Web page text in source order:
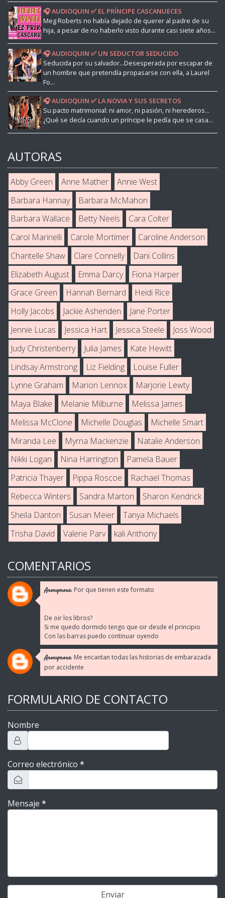
🎧 AUDIOQUIN ✅ EL PRÍNCIPE CASCANUECES
Meg Roberts no había dejado de querer al padre de su
hija, a pesar de no haberlo visto durante casi siete años...
🎧 AUDIOQUIN ✅ UN SEDUCTOR SEDUCIDO
Seducida por su salvador...Desesperada por escapar de
un hombre que pretendía propasarse con ella, a Laurel
Fo...
🎧 AUDIOQUIN ✅ LA NOVIA Y SUS SECRETOS
Su pacto matrimonial: ni amor, ni pasión, ni herederos...
¿Qué se decía cuando un príncipe le pedía que se casa...
AUTORAS
Abby Green Anne Mather
Annie West
Barbara Hannay
Barbara McMahon
Barbara Wallace
Betty Neels
Cara Colter
Carol Marinelli
Carole Mortimer
Caroline Anderson
Chantelle Shaw
Clare Connelly
Dani Collins
Elizabeth August
Emma Darcy
Fiona Harper
Grace Green
Hannah Bernard
Heidi Rice
Holly Jacobs
Jackie Ashenden
Jane Porter
Jennie Lucas
Jessica Hart Jessica Steele
Joss Wood
Judy Christenberry
Julia James
Kate Hewitt
Lindsay Armstrong
Liz Fielding
Louise Fuller
Lynne Graham
Marion Lennox
Marjorie Lewty
Maya Blake
Melanie Milburne
Melissa James
Melissa McClone
Michelle Douglas
Michelle Smart
Miranda Lee
Myrna Mackenzie
Natalie Anderson
Nikki Logan
Nina Harrington
Pamela Bauer
Patricia Thayer
Pippa Roscoe
Rachael Thomas
Rebecca Winters
Sandra Marton
Sharon Kendrick
Sheila Danton
Susan Meier
Tanya Michaels
Trisha David
Valerie Parv kali Anthony
COMENTARIOS
Anonymous: Por que tienen este formato
De oir los libros?
Si me quedo dormido tengo que oir desde el principio
Con las barras puedo continuar oyendo
Anonymous: Me encantan todas las historias de embarazada
por accidente
FORMULARIO DE CONTACTO
Nombre
Correo electrónico *
Mensaje *